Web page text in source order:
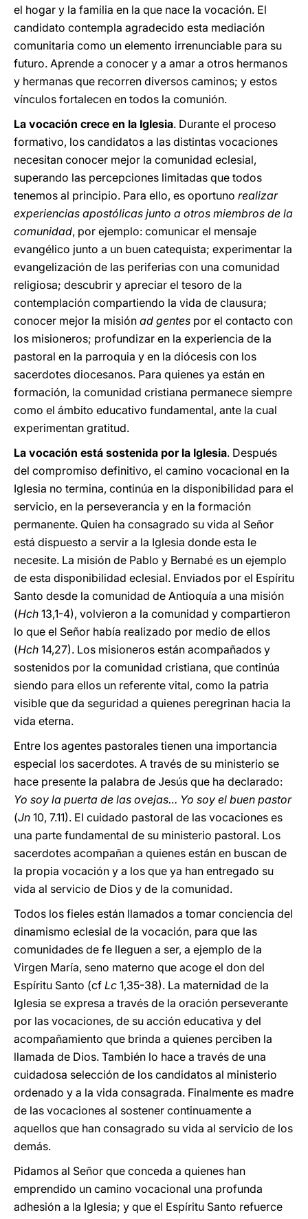
el hogar y la familia en la que nace la vocación. El
candidato contempla agradecido esta mediación
comunitaria como un elemento irrenunciable para su
futuro. Aprende a conocer y a amar a otros hermanos
y hermanas que recorren diversos caminos; y estos
vínculos fortalecen en todos la comunión.
La vocación crece en la Iglesia. Durante el proceso
formativo, los candidatos a las distintas vocaciones
necesitan conocer mejor la comunidad eclesial,
superando las percepciones limitadas que todos
tenemos al principio. Para ello, es oportuno realizar
experiencias apostólicas junto a otros miembros de la
comunidad, por ejemplo: comunicar el mensaje
evangélico junto a un buen catequista; experimentar la
evangelización de las periferias con una comunidad
religiosa; descubrir y apreciar el tesoro de la
contemplación compartiendo la vida de clausura;
conocer mejor la misión ad gentes por el contacto con
los misioneros; profundizar en la experiencia de la
pastoral en la parroquia y en la diócesis con los
sacerdotes diocesanos. Para quienes ya están en
formación, la comunidad cristiana permanece siempre
como el ámbito educativo fundamental, ante la cual
experimentan gratitud.
La vocación está sostenida por la Iglesia. Después
del compromiso definitivo, el camino vocacional en la
Iglesia no termina, continúa en la disponibilidad para el
servicio, en la perseverancia y en la formación
permanente. Quien ha consagrado su vida al Señor
está dispuesto a servir a la Iglesia donde esta le
necesite. La misión de Pablo y Bernabé es un ejemplo
de esta disponibilidad eclesial. Enviados por el Espíritu
Santo desde la comunidad de Antioquía a una misión
(Hch 13,1-4), volvieron a la comunidad y compartieron
lo que el Señor había realizado por medio de ellos
(Hch 14,27). Los misioneros están acompañados y
sostenidos por la comunidad cristiana, que continúa
siendo para ellos un referente vital, como la patria
visible que da seguridad a quienes peregrinan hacia la
vida eterna.
Entre los agentes pastorales tienen una importancia
especial los sacerdotes. A través de su ministerio se
hace presente la palabra de Jesús que ha declarado:
Yo soy la puerta de las ovejas… Yo soy el buen pastor
(Jn 10, 7.11). El cuidado pastoral de las vocaciones es
una parte fundamental de su ministerio pastoral. Los
sacerdotes acompañan a quienes están en buscan de
la propia vocación y a los que ya han entregado su
vida al servicio de Dios y de la comunidad.
Todos los fieles están llamados a tomar conciencia del
dinamismo eclesial de la vocación, para que las
comunidades de fe lleguen a ser, a ejemplo de la
Virgen María, seno materno que acoge el don del
Espíritu Santo (cf Lc 1,35-38). La maternidad de la
Iglesia se expresa a través de la oración perseverante
por las vocaciones, de su acción educativa y del
acompañamiento que brinda a quienes perciben la
llamada de Dios. También lo hace a través de una
cuidadosa selección de los candidatos al ministerio
ordenado y a la vida consagrada. Finalmente es madre
de las vocaciones al sostener continuamente a
aquellos que han consagrado su vida al servicio de los
demás.
Pidamos al Señor que conceda a quienes han
emprendido un camino vocacional una profunda
adhesión a la Iglesia; y que el Espíritu Santo refuerce